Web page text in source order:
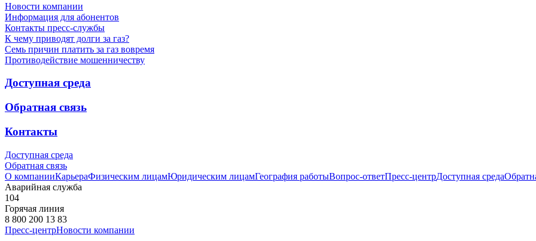
Новости компании
Информация для абонентов
Контакты пресс-службы
К чему приводят долги за газ?
Семь причин платить за газ вовремя
Противодействие мошенничеству
Доступная среда
Обратная связь
Контакты
Доступная среда
Обратная связь
О компанииКарьераФизическим лицамЮридическим лицамГеография работыВопрос-ответПресс-центрДоступная среда
Аварийная служба
104
Горячая линия
8 800 200 13 83
Пресс-центрНовости компании